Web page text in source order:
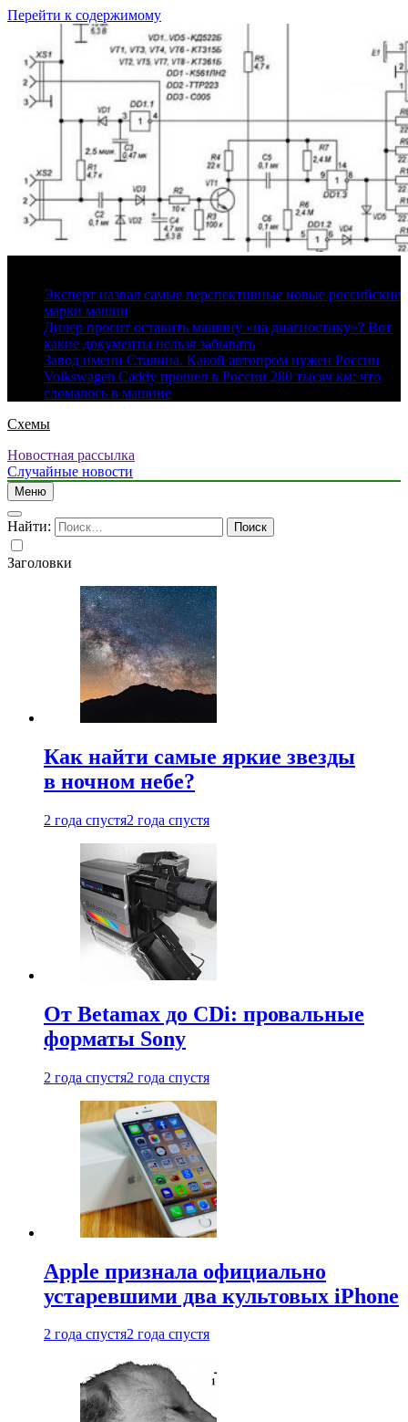
Перейти к содержимому
Эксперт назвал самые перспективные новые российские
марки машин
Дилер просит оставить машину «на диагностику»? Вот
какие документы нельзя забывать
Завод имени Сталина. Какой автопром нужен России
Volkswagen Caddy прошел в России 280 тысяч км: что
сломалось в машине
Схемы
Новостная рассылка
Случайные новости
Меню
Найти:
Заголовки
Как найти самые яркие звезды
в ночном небе?
2 года спустя2 года спустя
От Betamax до CDi: провальные
форматы Sony
2 года спустя2 года спустя
Apple признала официально
устаревшими два культовых iPhone
2 года спустя2 года спустя